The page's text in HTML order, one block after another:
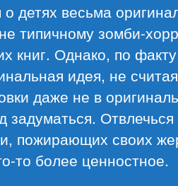
детях весьма
типичному зомби-
книг. Однако, по
идея, не
даже не в
задуматься.
пожирающих своих
то более ценностное.